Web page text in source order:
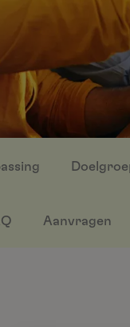
Aanvragen